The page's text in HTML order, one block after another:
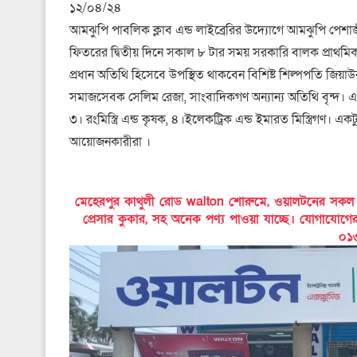
১২/০৪/২৪
আমঝুপি পাবলিক ক্লাব এন্ড লাইব্রেরির উদ্যোগে আমঝুপি
ফিতরের দ্বিতীয় দিনে সকাল ৮ টার সময় সরকারি বালক
প্রধান অতিথি হিসেবে উপস্থিত থাকবেন বিশিষ্ট শিল্পপতি
সমাজসেবক সেলিম রেজা, সাংবাদিকগণ অন্যান্য অতিথি
৩। রংমিস্ত্রি এন্ড কৃষক, ৪।ইলেকট্রিক এন্ড ইমারত মিস্ত্রিগণ।
আয়োজনকারীরা ।
মেহেরপুর কাথুলী রোড walton শোরুমে, ওয়ালটনের সকল
প্রেসার কুকার, সহ অনেক পণ্য পাওয়া যাচ্ছে।